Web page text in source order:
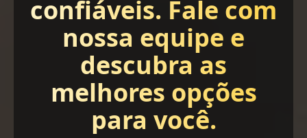
confiáveis. Fale com
nossa equipe e
descubra as
melhores opções
para você.